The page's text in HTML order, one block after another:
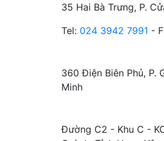
35 Hai Bà Trưng, P.
Tel: 024 3942 7991 -
360 Điện Biên Phủ, P.
Minh
Đường C2 - Khu C -